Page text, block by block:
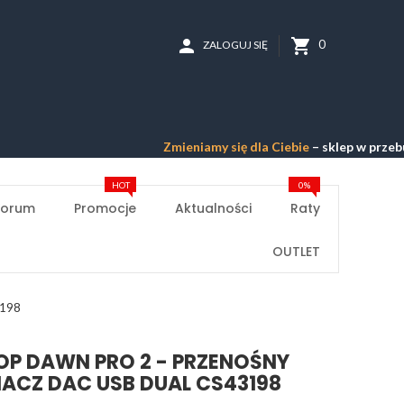
shopping_cart 0
person ZALOGUJ SIĘ
Zmieniamy się dla Ciebie– sklep w przebudowie –
Promocje
HOT
Aktualności Raty
0%
OUTLET
DAWN PRO 2 - PRZENOŚNY
DAC USB DUAL CS43198